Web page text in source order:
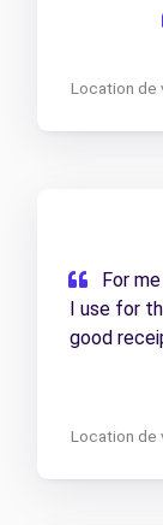
Location de
For
I use for
Location de